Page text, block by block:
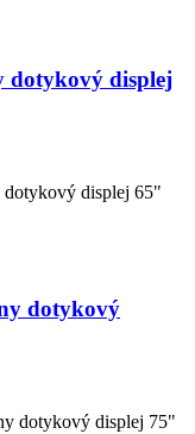
dotykový displej
displej 65"
dotykový
dotykový displej 75"